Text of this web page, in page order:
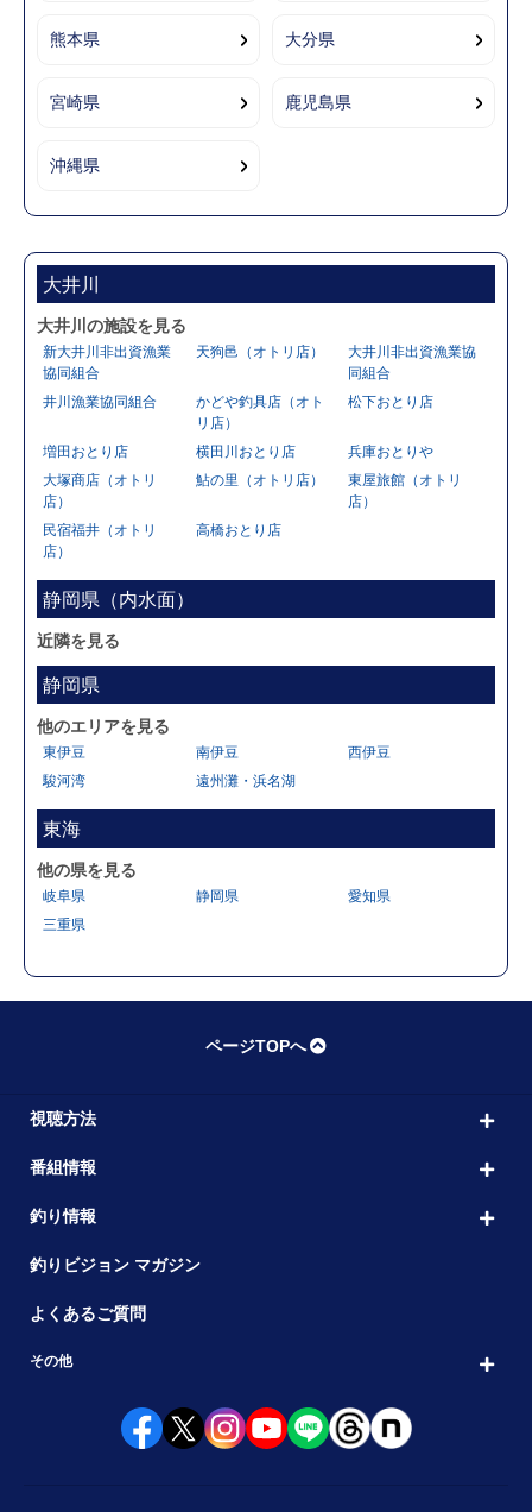
熊本県 大分県
宮崎県 鹿児島県
沖縄県
大井川
大井川の施設を見る
新大井川非出資漁業
協同組合
天狗邑（オトリ店）
大井川非出資漁業協
同組合
井川漁業協同組合
かどや釣具店（オト
リ店）
松下おとり店
増田おとり店 横田川おとり店
兵庫おとりや
大塚商店（オトリ
店）
鮎の里（オトリ店）
東屋旅館（オトリ
店）
民宿福井（オトリ
店）
高橋おとり店
静岡県（内水面）
近隣を見る
静岡県
他のエリアを見る
東伊豆 南伊豆
西伊豆
駿河湾
遠州灘・浜名湖
東海
他の県を見る
岐阜県 静岡県
愛知県
三重県
ページTOPへ
視聴方法
番組情報
釣り情報
釣りビジョン マガジン
よくあるご質問
その他